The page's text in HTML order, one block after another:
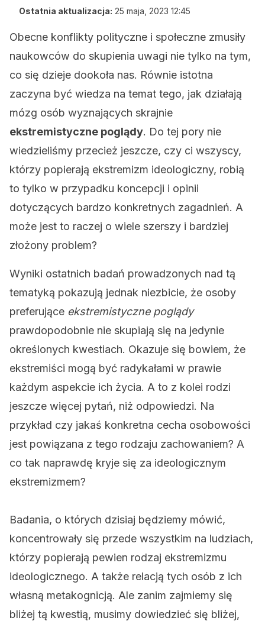
Ostatnia aktualizacja: 25 maja, 2023 12:45
Obecne konflikty polityczne i społeczne zmusiły
naukowców do skupienia uwagi nie tylko na tym,
co się dzieje dookoła nas. Równie istotna
zaczyna być wiedza na temat tego, jak działają
mózg osób wyznających skrajnie
ekstremistyczne poglądy. Do tej pory nie
wiedzieliśmy przecież jeszcze, czy ci wszyscy,
którzy popierają ekstremizm ideologiczny, robią
to tylko w przypadku koncepcji i opinii
dotyczących bardzo konkretnych zagadnień. A
może jest to raczej o wiele szerszy i bardziej
złożony problem?
Wyniki ostatnich badań prowadzonych nad tą
tematyką pokazują jednak niezbicie, że osoby
preferujące ekstremistyczne poglądy
prawdopodobnie nie skupiają się na jedynie
określonych kwestiach. Okazuje się bowiem, że
ekstremiści mogą być radykałami w prawie
każdym aspekcie ich życia. A to z kolei rodzi
jeszcze więcej pytań, niż odpowiedzi. Na
przykład czy jakaś konkretna cecha osobowości
jest powiązana z tego rodzaju zachowaniem? A
co tak naprawdę kryje się za ideologicznym
ekstremizmem?
Badania, o których dzisiaj będziemy mówić,
koncentrowały się przede wszystkim na ludziach,
którzy popierają pewien rodzaj ekstremizmu
ideologicznego. A także relacją tych osób z ich
własną metakognicją. Ale zanim zajmiemy się
bliżej tą kwestią, musimy dowiedzieć się bliżej,